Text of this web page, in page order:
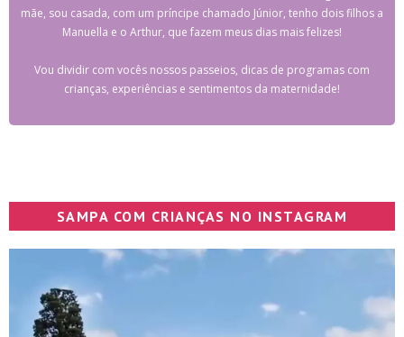
mãe, sou casada, com um príncipe chamado Júnior, tenho dois filhos a
Manuella e o Arthur, que fazem meus dias mais felizes!
Vou dividir com vocês nossos passeios, dicas de programas com
crianças, experiências e sentimentos da maternidade!
SAMPA COM CRIANÇAS NO INSTAGRAM